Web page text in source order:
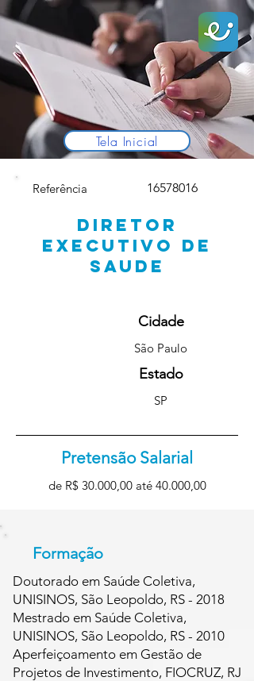
Tela Inicial
Referência 16578016
DIRETOR
EXECUTIVO DE
SAUDE
Cidade
São Paulo
Estado
SP
Pretensão Salarial
de R$ 30.000,00 até 40.000,00
Formação
Doutorado em Saúde Coletiva,
UNISINOS, São Leopoldo, RS - 2018
Mestrado em Saúde Coletiva,
UNISINOS, São Leopoldo, RS - 2010
Aperfeiçoamento em Gestão de
Projetos de Investimento, FIOCRUZ, RJ